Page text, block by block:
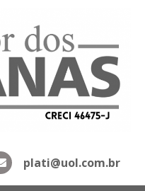
WhatsApp
plati@uol.com.br